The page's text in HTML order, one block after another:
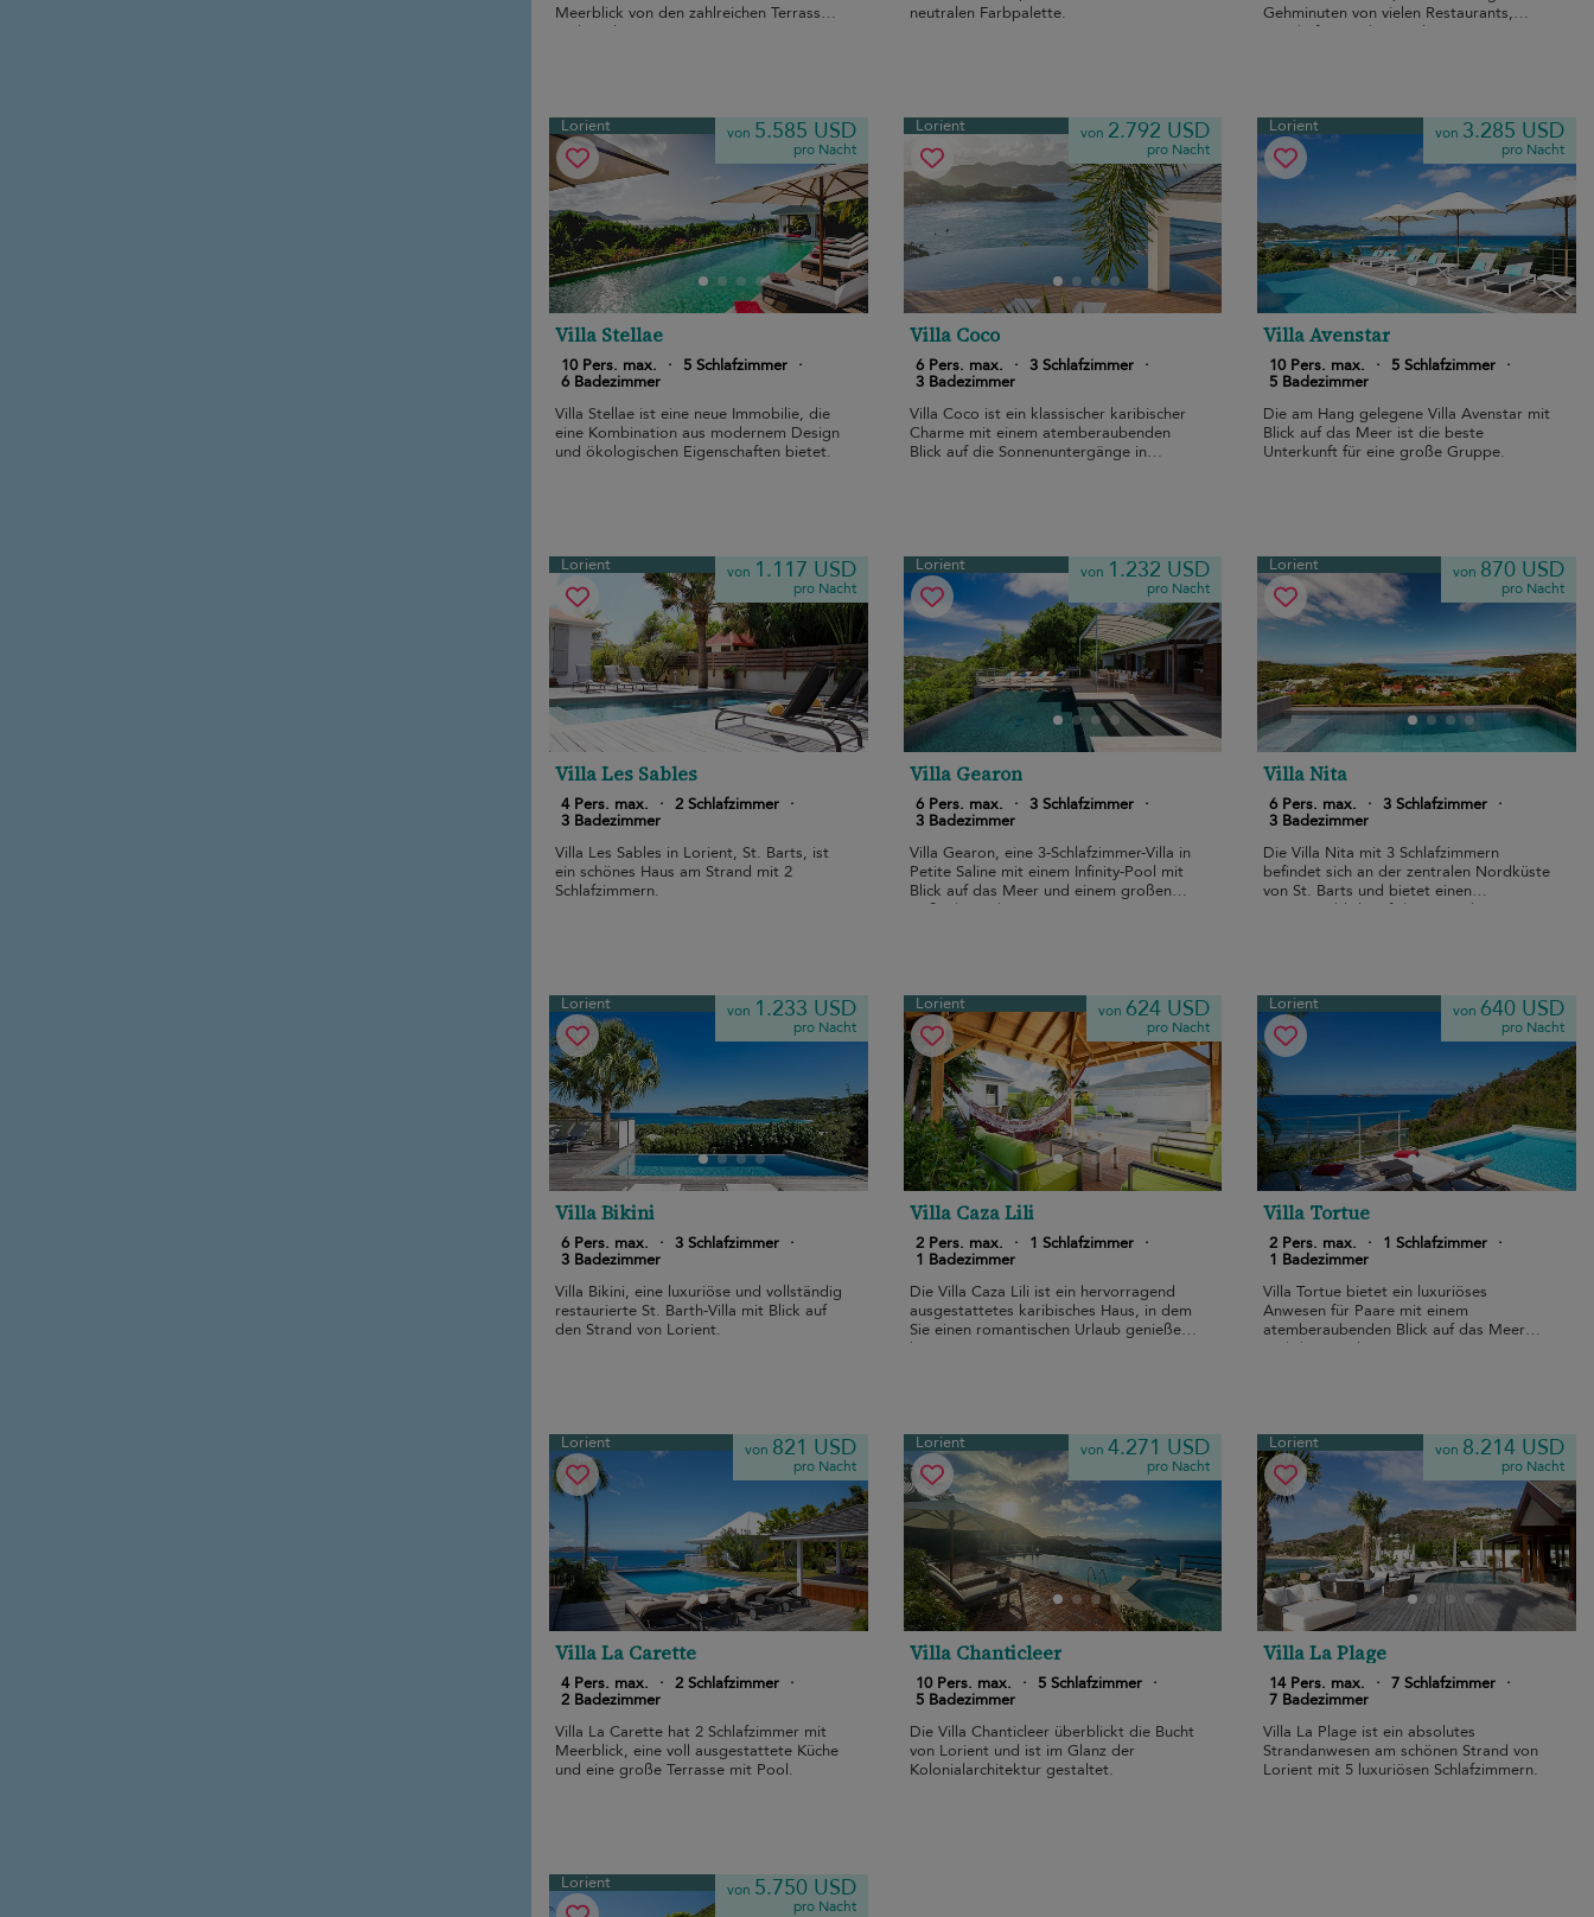
Meerblick von den zahlreichen Terrassen
und Decks.
neutralen Farbpalette.
Gehminuten von vielen Restaurants,
Geschäften und Dienstleistungen
Lorient von 5.585 USD
pro Nacht
Villa Stellae
10 Pers. max. · 5 Schlafzimmer ·
6 Badezimmer
Villa Stellae ist eine neue Immobilie, die
eine Kombination aus modernem Design
und ökologischen Eigenschaften bietet.
Lorient von 2.792 USD
pro Nacht
Villa Coco
6 Pers. max. · 3 Schlafzimmer ·
3 Badezimmer
Villa Coco ist ein klassischer karibischer
Charme mit einem atemberaubenden
Blick auf die Sonnenuntergänge in
Lorient von 3.285 USD
pro Nacht
Villa Avenstar
10 Pers. max. · 5 Schlafzimmer ·
5 Badezimmer
Die am Hang gelegene Villa Avenstar mit
Blick auf das Meer ist die beste
Unterkunft für eine große Gruppe.
Lorient von 1.117 USD
pro Nacht
Villa Les Sables
4 Pers. max. · 2 Schlafzimmer ·
3 Badezimmer
Villa Les Sables in Lorient, St. Barts, ist
ein schönes Haus am Strand mit 2
Schlafzimmern.
Lorient von 1.232 USD
pro Nacht
Villa Gearon
6 Pers. max. · 3 Schlafzimmer ·
3 Badezimmer
Villa Gearon, eine 3-Schlafzimmer-Villa in
Petite Saline mit einem Infinity-Pool mit
Blick auf das Meer und einem großen
Außenbereich.
Lorient von 870 USD
pro Nacht
Villa Nita
6 Pers. max. · 3 Schlafzimmer ·
3 Badezimmer
Die Villa Nita mit 3 Schlafzimmern
befindet sich an der zentralen Nordküste
von St. Barts und bietet einen
Panoramablick auf den Strand von
Lorient von 1.233 USD
pro Nacht
Villa Bikini
6 Pers. max. · 3 Schlafzimmer ·
3 Badezimmer
Villa Bikini, eine luxuriöse und vollständig
restaurierte St. Barth-Villa mit Blick auf
den Strand von Lorient.
Lorient von 624 USD
pro Nacht
Villa Caza Lili
2 Pers. max. · 1 Schlafzimmer ·
1 Badezimmer
Die Villa Caza Lili ist ein hervorragend
ausgestattetes karibisches Haus, in dem
Sie einen romantischen Urlaub genießen
können.
Lorient von 640 USD
pro Nacht
Villa Tortue
2 Pers. max. · 1 Schlafzimmer ·
1 Badezimmer
Villa Tortue bietet ein luxuriöses
Anwesen für Paare mit einem
atemberaubenden Blick auf das Meer
und die Hügel.
Lorient von 821 USD
pro Nacht
Villa La Carette
4 Pers. max. · 2 Schlafzimmer ·
2 Badezimmer
Villa La Carette hat 2 Schlafzimmer mit
Meerblick, eine voll ausgestattete Küche
und eine große Terrasse mit Pool.
Lorient von4.271 USD
pro Nacht
Villa Chanticleer
10 Pers. max. · 5 Schlafzimmer ·
5 Badezimmer
Die Villa Chanticleer überblickt die Bucht
von Lorient und ist im Glanz der
Kolonialarchitektur gestaltet.
Lorient von 8.214 USD
pro Nacht
Villa La Plage
14 Pers. max. · 7 Schlafzimmer ·
7 Badezimmer
Villa La Plage ist ein absolutes
Strandanwesen am schönen Strand von
Lorient mit 5 luxuriösen Schlafzimmern.
Lorient von 5.750 USD
pro Nacht